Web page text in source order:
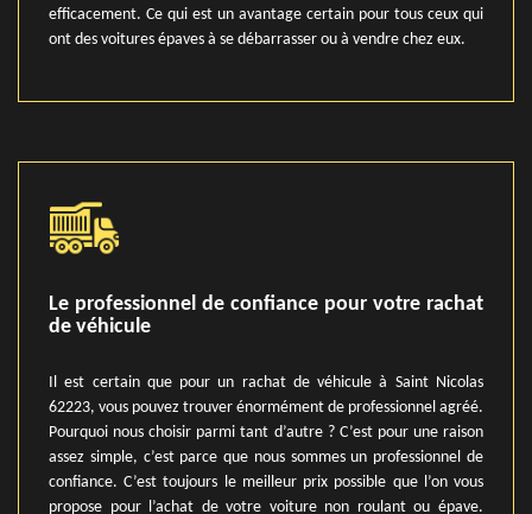
efficacement. Ce qui est un avantage certain pour tous ceux qui
ont des voitures épaves à se débarrasser ou à vendre chez eux.
Le professionnel de confiance pour votre rachat
de véhicule
Il est certain que pour un rachat de véhicule à Saint Nicolas
62223, vous pouvez trouver énormément de professionnel agréé.
Pourquoi nous choisir parmi tant d’autre ? C’est pour une raison
assez simple, c’est parce que nous sommes un professionnel de
confiance. C’est toujours le meilleur prix possible que l’on vous
propose pour l’achat de votre voiture non roulant ou épave.